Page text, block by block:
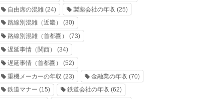
自由席の混雑 (24) 製薬会社の年収 (25)
路線別混雑（近畿）
(30)
路線別混雑（首都圏）
(73)
遅延事情（関西）
(34)
遅延事情（首都圏）
(52)
重機メーカーの年収 (23) 金融業の年収 (70)
鉄道マナー (15) 鉄道会社の年収 (62)